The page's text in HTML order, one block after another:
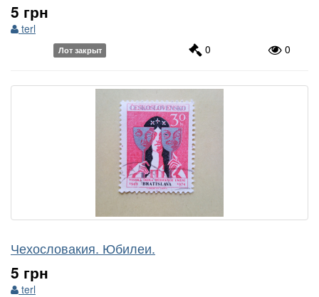
5 грн
terl
Лот закрыт 0 0
Чехословакия. Юбилеи.
5 грн
terl